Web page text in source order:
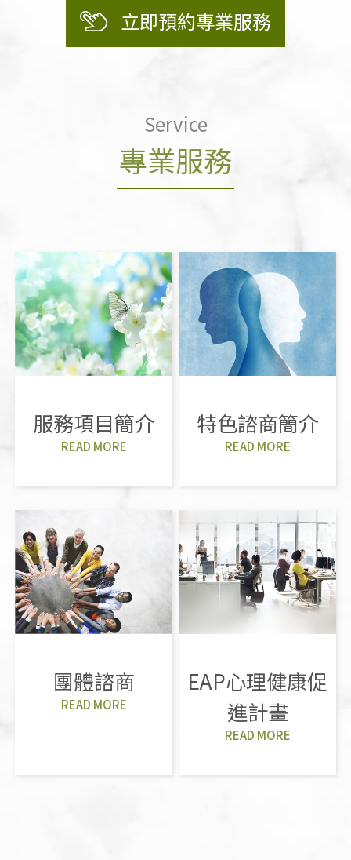
立即預約專業服務
Service
專業服務
服務項目簡介
READ MORE
特色諮商簡介
READ MORE
團體諮商
READ MORE
EAP心理健康促
進計畫
READ MORE